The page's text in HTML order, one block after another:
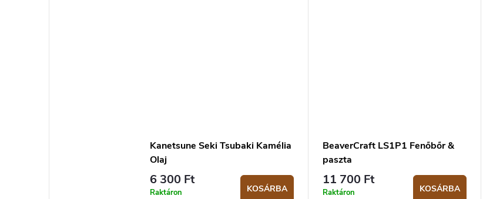
Kanetsune Seki Tsubaki Kamélia
Olaj
6 300 Ft
Raktáron KOSÁRBA
BeaverCraft LS1P1 Fenőbőr &
paszta
11 700 Ft
Raktáron KOSÁRBA